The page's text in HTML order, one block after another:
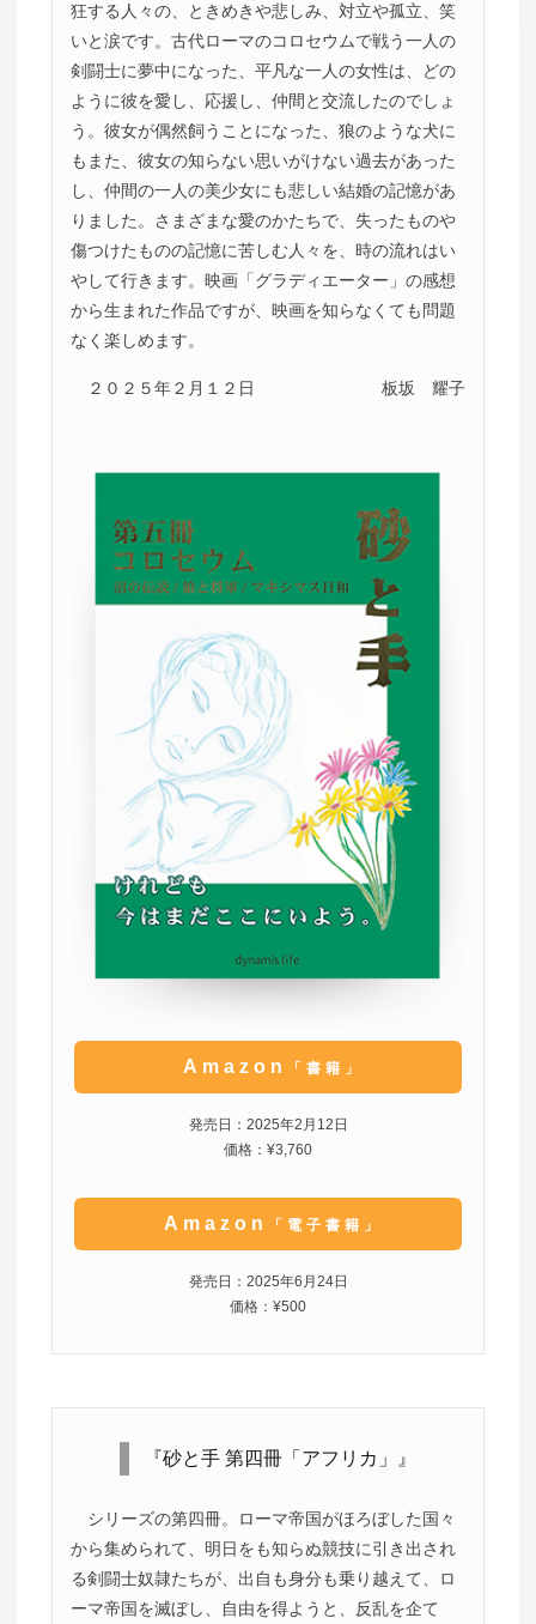
狂する人々の、ときめきや悲しみ、対立や孤立、笑
いと涙です。古代ローマのコロセウムで戦う一人の
剣闘士に夢中になった、平凡な一人の女性は、どの
ように彼を愛し、応援し、仲間と交流したのでしょ
う。彼女が偶然飼うことになった、狼のような犬に
もまた、彼女の知らない思いがけない過去があった
し、仲間の一人の美少女にも悲しい結婚の記憶があ
りました。さまざまな愛のかたちで、失ったものや
傷つけたものの記憶に苦しむ人々を、時の流れはい
やして行きます。映画「グラディエーター」の感想
から生まれた作品ですが、映画を知らなくても問題
なく楽しめます。
２０２５年２月１２日 板坂 耀子
Amazon 「書籍」
発売日：2025年2月12日
価格：¥3,760
Amazon 「電子書籍」
発売日：2025年6月24日
価格：¥500
『砂と手 第四冊「アフリカ」』
シリーズの第四冊。ローマ帝国がほろぼした国々
から集められて、明日をも知らぬ競技に引き出され
る剣闘士奴隷たちが、出自も身分も乗り越えて、ロ
ーマ帝国を滅ぼし、自由を得ようと、反乱を企て